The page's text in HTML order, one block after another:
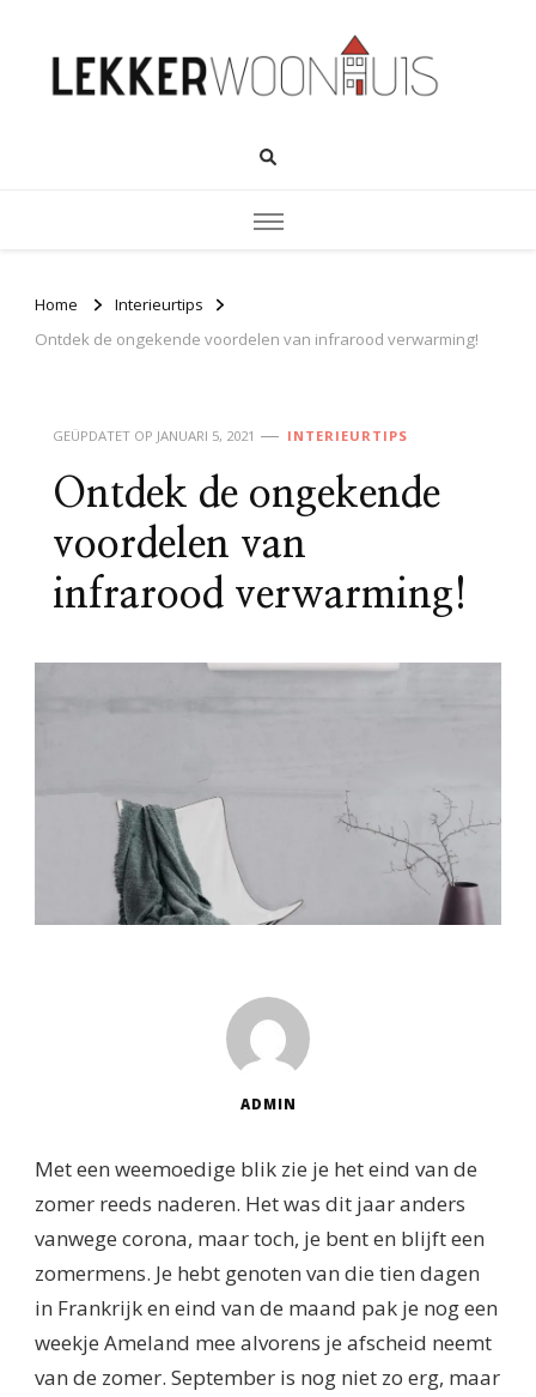
Home
Interieurtips
Ontdek de ongekende voordelen van infrarood verwarming!
GEÜPDATET OP JANUARI 5, 2021 INTERIEURTIPS
Ontdek de ongekende
voordelen van
infrarood verwarming!
ADMIN
Met een weemoedige blik zie je het eind van de
zomer reeds naderen. Het was dit jaar anders
vanwege corona, maar toch, je bent en blijft een
zomermens. Je hebt genoten van die tien dagen
in Frankrijk en eind van de maand pak je nog een
weekje Ameland mee alvorens je afscheid neemt
van de zomer. September is nog niet zo erg, maar